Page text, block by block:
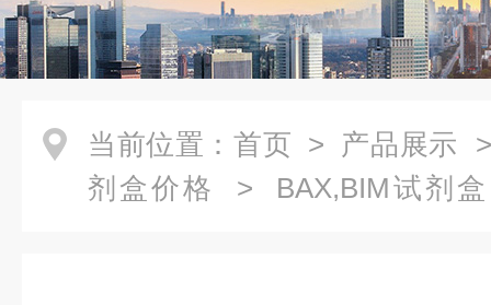
当前位置： 首页 > 产品展示
剂盒价格
> BAX,BIM试剂